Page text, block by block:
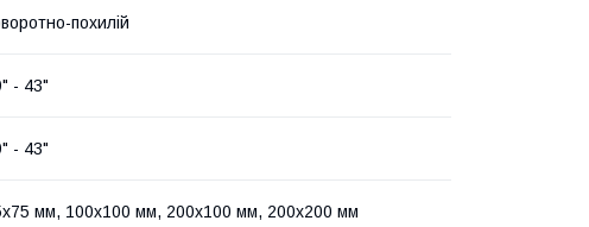
похилій
- 43"
- 43"
мм, 100x100 мм, 200x100 мм, 200x200 мм